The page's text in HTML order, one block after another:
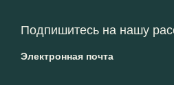
Подпишитесь на нашу
Электронная почта